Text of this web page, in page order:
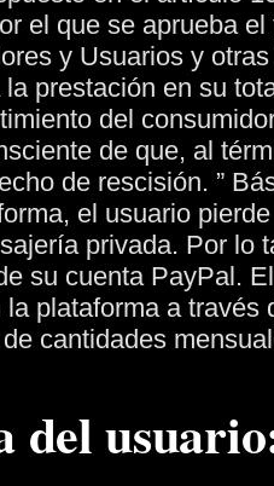
el que se aprueba
y Usuarios y
prestación en su
del
de que, al
de rescisión. ”
el usuario
privada. Por lo
su cuenta PayPal.
plataforma a través
cantidades
del